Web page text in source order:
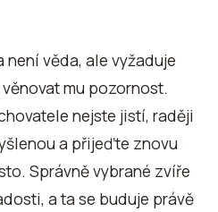
není věda, ale vyžaduje
mu pozornost.
nejste jistí, raději
a přijeďte znovu
Správně vybrané zvíře
a ta se buduje právě